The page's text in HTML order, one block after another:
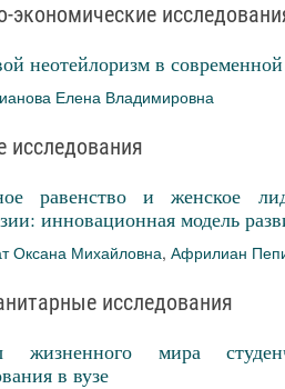
экономические
неотейлоризм в
Елена Владимировна
исследования
равенство и женское
инновационная модель
Оксана Михайловна, Африлиан
исследования
жизненного мира
в вузе